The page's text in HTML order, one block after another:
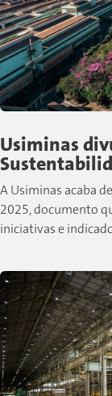
Usiminas
A Usiminas acaba
2025, documento
iniciativas e